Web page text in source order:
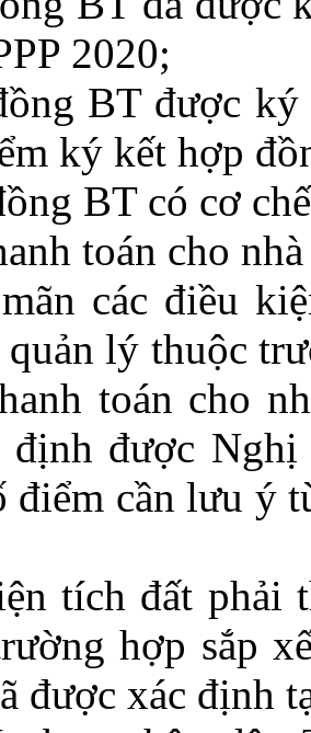
2020;
BT được ký
ký kết hợp
BT có cơ chế
toán cho nhà
các điều
lý thuộc
toán cho
được Nghị
điểm cần lưu ý
tích đất phải
hợp sắp
được xác định